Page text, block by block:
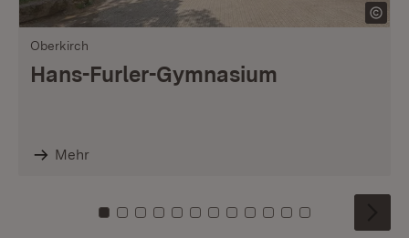
Oberkirch
Hans-Furler-Gymnasium
Mehr
Zu Kachel: 0
Zu Kachel: 1
Zu Kachel: 2
Zu Kachel: 3
Zu Kachel: 4
Zu Kachel: 5
Zu Kachel: 6
Zu Kachel: 7
Zu Kachel: 8
Zu Kachel: 9
Zu Kachel: 10
Zu Kachel: 11